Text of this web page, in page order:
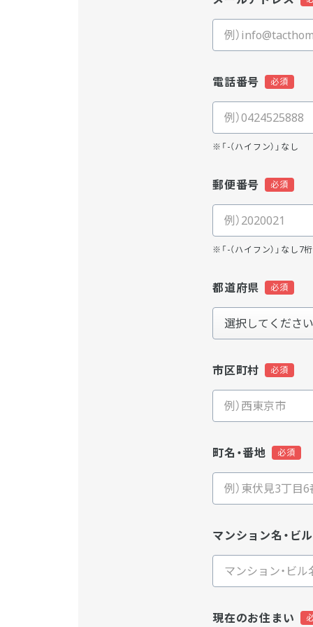
電話番号
※「-（ハイフン）」なし
郵便番号
※「-（ハイフン）」なし7
都道府県
市区町村
町名・番地
マンション名・ビ
現在のお住まい